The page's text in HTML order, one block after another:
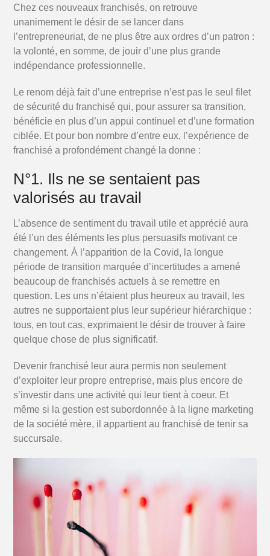
Chez ces nouveaux franchisés, on retrouve
unanimement le désir de se lancer dans
l’entrepreneuriat, de ne plus être aux ordres d’un patron :
la volonté, en somme, de jouir d’une plus grande
indépendance professionnelle.
Le renom déjà fait d’une entreprise n’est pas le seul filet
de sécurité du franchisé qui, pour assurer sa transition,
bénéficie en plus d’un appui continuel et d’une formation
ciblée. Et pour bon nombre d’entre eux, l’expérience de
franchisé a profondément changé la donne :
N°1. Ils ne se sentaient pas
valorisés au travail
L’absence de sentiment du travail utile et apprécié aura
été l’un des éléments les plus persuasifs motivant ce
changement. À l’apparition de la Covid, la longue
période de transition marquée d’incertitudes a amené
beaucoup de franchisés actuels à se remettre en
question. Les uns n’étaient plus heureux au travail, les
autres ne supportaient plus leur supérieur hiérarchique :
tous, en tout cas, exprimaient le désir de trouver à faire
quelque chose de plus significatif.
Devenir franchisé leur aura permis non seulement
d’exploiter leur propre entreprise, mais plus encore de
s’investir dans une activité qui leur tient à coeur. Et
même si la gestion est subordonnée à la ligne marketing
de la société mère, il appartient au franchisé de tenir sa
succursale.